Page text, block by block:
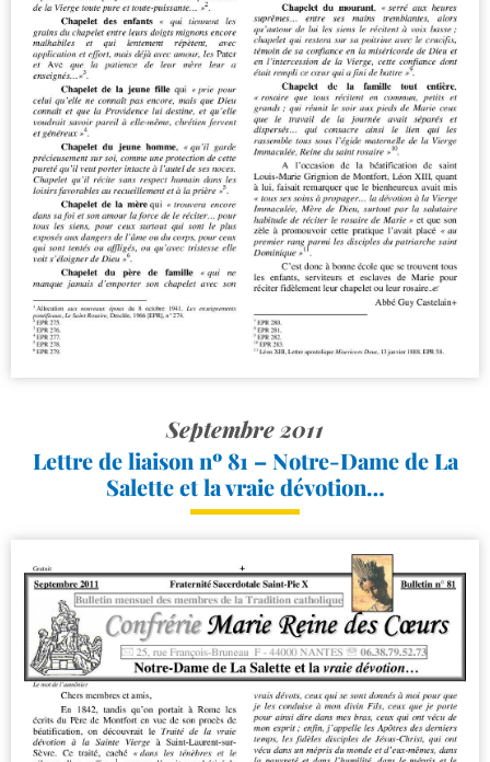
Septembre 2011
Lettre de liaison nº 81 – Notre-​Dame de La
Salette et la vraie dévotion…